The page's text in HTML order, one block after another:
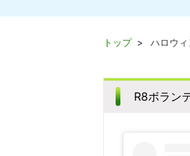
トップ ハロウィ
R8ボラン